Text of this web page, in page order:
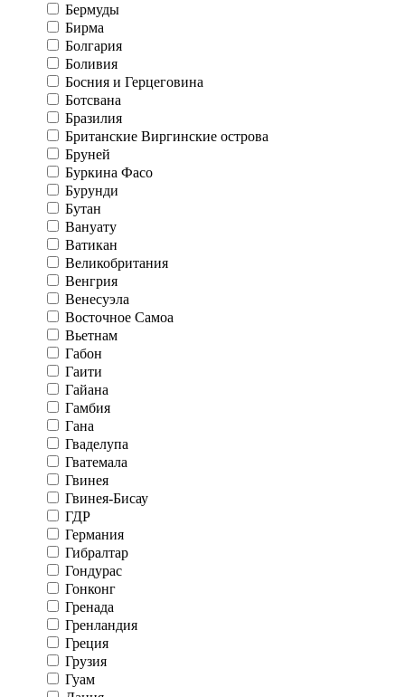
Бермуды
Бирма
Болгария
Боливия
Босния и Герцеговина
Ботсвана
Бразилия
Британские Виргинские острова
Бруней
Буркина Фасо
Бурунди
Бутан
Вануату
Ватикан
Великобритания
Венгрия
Венесуэла
Восточное Самоа
Вьетнам
Габон
Гаити
Гайана
Гамбия
Гана
Гваделупа
Гватемала
Гвинея
Гвинея-Бисау
ГДР
Германия
Гибралтар
Гондурас
Гонконг
Гренада
Гренландия
Греция
Грузия
Гуам